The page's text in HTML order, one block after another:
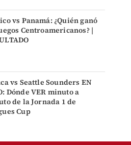
vs Panamá: ¿Quién ganó
Centroamericanos? |
vs Seattle Sounders EN
Dónde VER minuto a
de la Jornada 1 de
Cup